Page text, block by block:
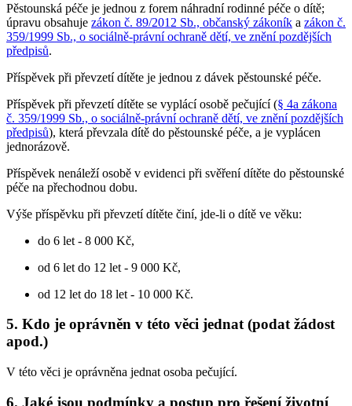
Pěstounská péče je jednou z forem náhradní rodinné péče o dítě;
úpravu obsahuje zákon č. 89/2012 Sb., občanský zákoník a zákon č.
359/1999 Sb., o sociálně-právní ochraně dětí, ve znění pozdějších
předpisů.
Příspěvek při převzetí dítěte je jednou z dávek pěstounské péče.
Příspěvek při převzetí dítěte se vyplácí osobě pečující (§ 4a zákona
č. 359/1999 Sb., o sociálně-právní ochraně dětí, ve znění pozdějších
předpisů), která převzala dítě do pěstounské péče, a je vyplácen
jednorázově.
Příspěvek nenáleží osobě v evidenci při svěření dítěte do pěstounské
péče na přechodnou dobu.
Výše příspěvku při převzetí dítěte činí, jde-li o dítě ve věku:
do 6 let - 8 000 Kč,
od 6 let do 12 let - 9 000 Kč,
od 12 let do 18 let - 10 000 Kč.
5. Kdo je oprávněn v této věci jednat (podat žádost
apod.)
V této věci je oprávněna jednat osoba pečující.
6. Jaké jsou podmínky a postup pro řešení životní